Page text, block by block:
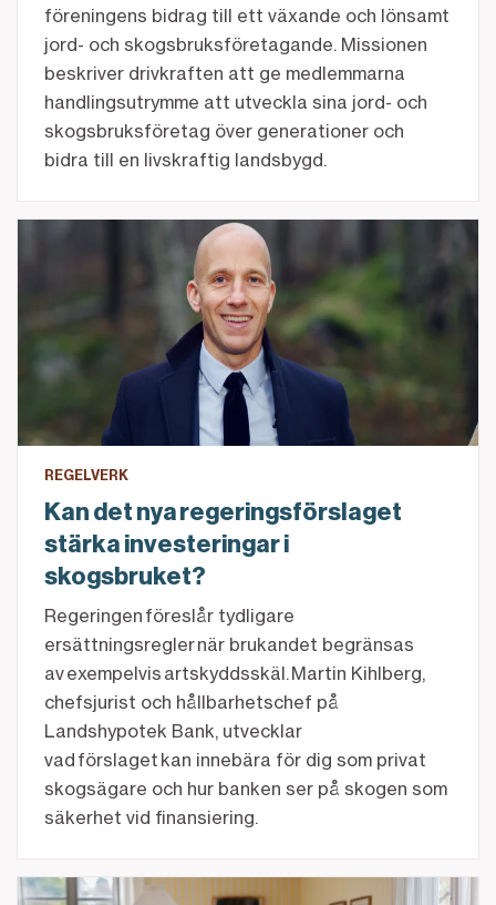
föreningens bidrag till ett växande och lönsamt
jord- och skogsbruksföretagande. Missionen
beskriver drivkraften att ge medlemmarna
handlingsutrymme att utveckla sina jord- och
skogsbruksföretag över generationer och
bidra till en livskraftig landsbygd.
Kan det nya regeringsförslaget stärka
REGELVERK
Kan det nya regeringsförslaget
stärka investeringar i
skogsbruket?
Regeringen föreslår tydligare
ersättningsregler när brukandet begränsas
av exempelvis artskyddsskäl. Martin Kihlberg,
chefsjurist och hållbarhetschef på
Landshypotek Bank, utvecklar
vad förslaget kan innebära för dig som privat
skogsägare och hur banken ser på skogen som
säkerhet vid finansiering.
Privatekonomin i oroliga tider – så kan du tänka